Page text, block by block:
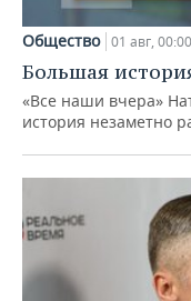
Общество 01 авг, 00:00
Большая
«Все наши вчера»
история незаметно